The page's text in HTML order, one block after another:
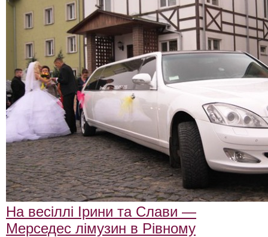
На весіллі Ірини та Слави —
Мерседес лімузин в Рівному